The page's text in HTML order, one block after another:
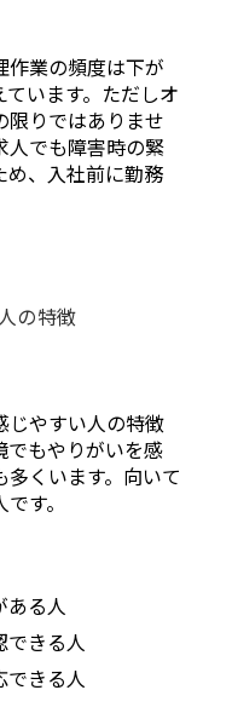
作業の頻度は下が
います。ただしオ
限りではありませ
人でも障害時の緊
め、入社前に勤務
の特徴
じやすい人の特徴
でもやりがいを感
多くいます。向いて
す。
ある人
できる人
できる人